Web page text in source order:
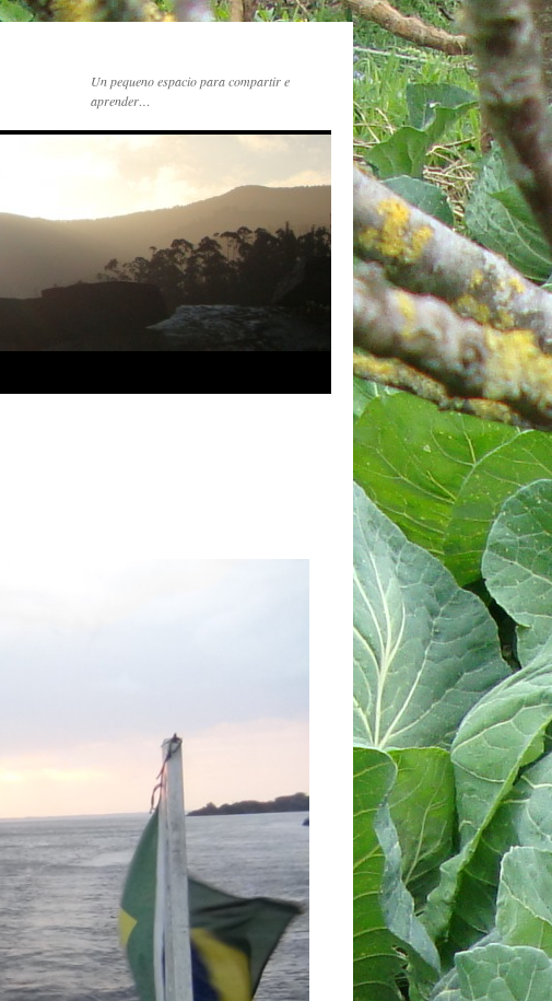
Un pequeno espacio para compartir e
aprender…